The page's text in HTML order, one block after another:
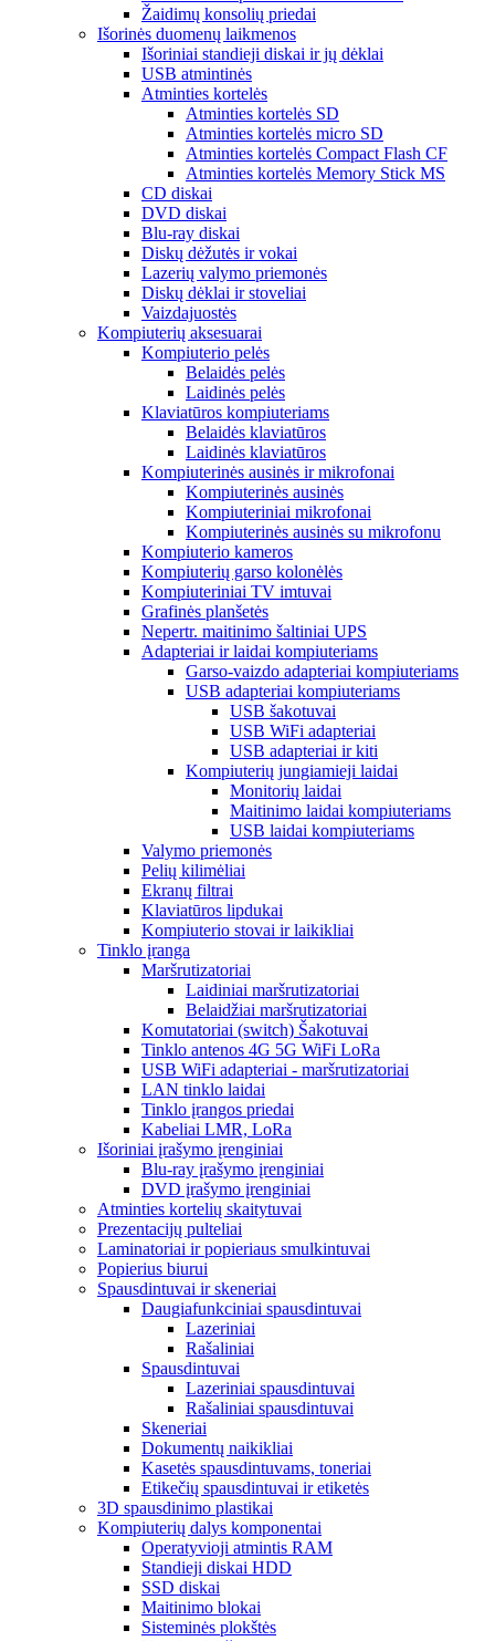
Žaidimų konsolių priedai
Išorinės duomenų laikmenos
Išoriniai standieji diskai ir jų dėklai
USB atmintinės
Atminties kortelės
Atminties kortelės SD
Atminties kortelės micro SD
Atminties kortelės Compact Flash CF
Atminties kortelės Memory Stick MS
CD diskai
DVD diskai
Blu-ray diskai
Diskų dėžutės ir vokai
Lazerių valymo priemonės
Diskų dėklai ir stoveliai
Vaizdajuostės
Kompiuterių aksesuarai
Kompiuterio pelės
Belaidės pelės
Laidinės pelės
Klaviatūros kompiuteriams
Belaidės klaviatūros
Laidinės klaviatūros
Kompiuterinės ausinės ir mikrofonai
Kompiuterinės ausinės
Kompiuteriniai mikrofonai
Kompiuterinės ausinės su mikrofonu
Kompiuterio kameros
Kompiuterių garso kolonėlės
Kompiuteriniai TV imtuvai
Grafinės planšetės
Nepertr. maitinimo šaltiniai UPS
Adapteriai ir laidai kompiuteriams
Garso-vaizdo adapteriai kompiuteriams
USB adapteriai kompiuteriams
USB šakotuvai
USB WiFi adapteriai
USB adapteriai ir kiti
Kompiuterių jungiamieji laidai
Monitorių laidai
Maitinimo laidai kompiuteriams
USB laidai kompiuteriams
Valymo priemonės
Pelių kilimėliai
Ekranų filtrai
Klaviatūros lipdukai
Kompiuterio stovai ir laikikliai
Tinklo įranga
Maršrutizatoriai
Laidiniai maršrutizatoriai
Belaidžiai maršrutizatoriai
Komutatoriai (switch) Šakotuvai
Tinklo antenos 4G 5G WiFi LoRa
USB WiFi adapteriai - maršrutizatoriai
LAN tinklo laidai
Tinklo įrangos priedai
Kabeliai LMR, LoRa
Išoriniai įrašymo įrenginiai
Blu-ray įrašymo įrenginiai
DVD įrašymo įrenginiai
Atminties kortelių skaitytuvai
Prezentacijų pulteliai
Laminatoriai ir popieriaus smulkintuvai
Popierius biurui
Spausdintuvai ir skeneriai
Daugiafunkciniai spausdintuvai
Lazeriniai
Rašaliniai
Spausdintuvai
Lazeriniai spausdintuvai
Rašaliniai spausdintuvai
Skeneriai
Dokumentų naikikliai
Kasetės spausdintuvams, toneriai
Etikečių spausdintuvai ir etiketės
3D spausdinimo plastikai
Kompiuterių dalys komponentai
Operatyvioji atmintis RAM
Standieji diskai HDD
SSD diskai
Maitinimo blokai
Sisteminės plokštės